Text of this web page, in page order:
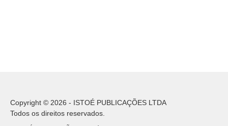
Copyright © 2026 - ISTOÉ PUBLICAÇÕES LTDA
Todos os direitos reservados.